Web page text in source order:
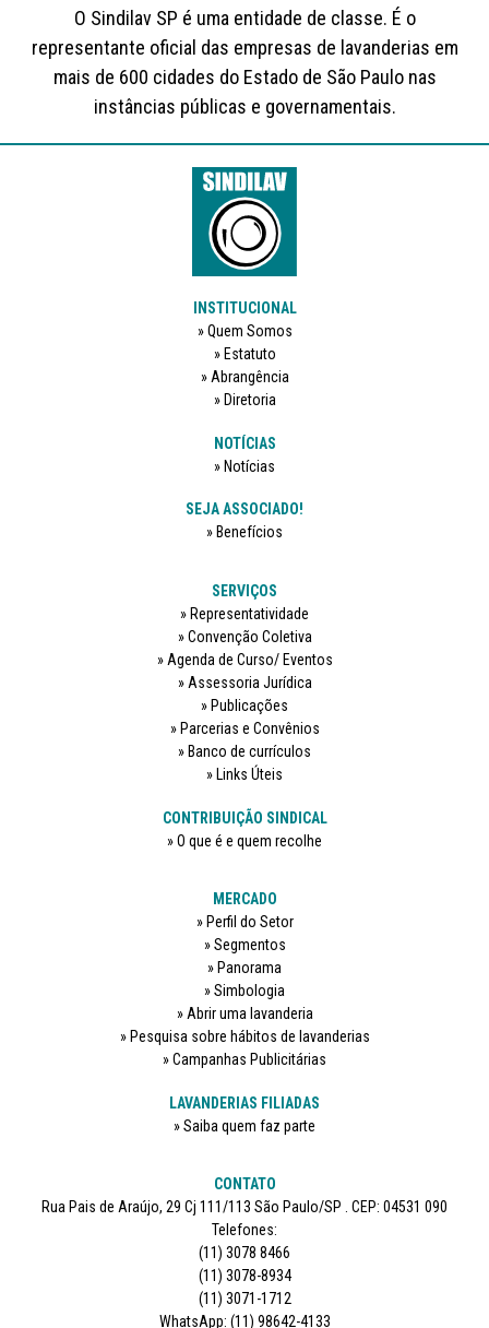
O Sindilav SP é uma entidade de classe. É o
representante oficial das empresas de lavanderias em
mais de 600 cidades do Estado de São Paulo nas
instâncias públicas e governamentais.
INSTITUCIONAL
Quem Somos
Estatuto
Abrangência
Diretoria
NOTÍCIAS
Notícias
SEJA ASSOCIADO!
Benefícios
SERVIÇOS
Representatividade
Convenção Coletiva
Agenda de Curso/ Eventos
Assessoria Jurídica
Publicações
Parcerias e Convênios
Banco de currículos
Links Úteis
CONTRIBUIÇÃO SINDICAL
O que é e quem recolhe
MERCADO
Perfil do Setor
Segmentos
Panorama
Simbologia
Abrir uma lavanderia
Pesquisa sobre hábitos de lavanderias
Campanhas Publicitárias
LAVANDERIAS FILIADAS
Saiba quem faz parte
CONTATO
Rua Pais de Araújo, 29 Cj 111/113 São Paulo/SP . CEP: 04531 090
Telefones:
(11) 3078 8466
(11) 3078-8934
(11) 3071-1712
WhatsApp: (11) 98642-4133